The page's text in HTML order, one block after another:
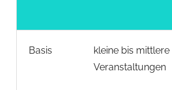
Basis
kleine bis mittlere
Veranstaltungen